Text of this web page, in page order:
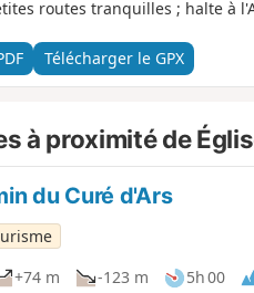
routes tranquilles ; halte à
Télécharger le GPX
à proximité de
du Curé d'Ars
+74 m -123 m 5h 00